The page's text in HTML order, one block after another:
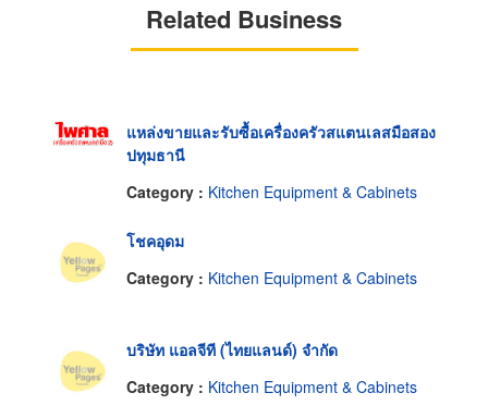
Related Business
แหล่งขายและรับซื้อเครื่องครัวสแตนเลสมือสอง
ปทุมธานี
Category : Kitchen Equipment & Cabinets
โชคอุดม
Category : Kitchen Equipment & Cabinets
บริษัท แอลจีที (ไทยแลนด์) จำกัด
Category : Kitchen Equipment & Cabinets